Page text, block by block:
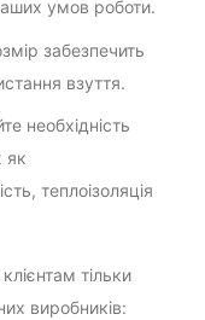
умов роботи.
забезпечить
взуття.
необхідність
як
теплоізоляція
тільки
виробників: